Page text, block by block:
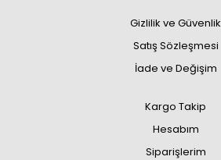
Gizlilik ve Güvenlik
Satış Sözleşmesi
İade ve Değişim
Kargo Takip
Hesabım
Siparişlerim